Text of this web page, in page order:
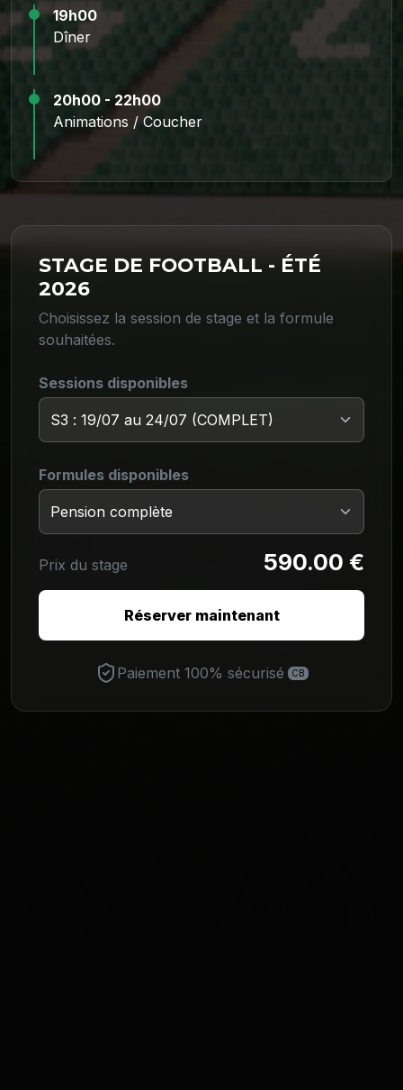
19h00
Dîner
20h00 - 22h00
Animations / Coucher
STAGE DE FOOTBALL - ÉTÉ
2026
Choisissez la session de stage et la formule
souhaitées.
Sessions disponibles
Formules disponibles
Prix du stage 590.00 €
Réserver maintenant
Paiement 100% sécurisé CB